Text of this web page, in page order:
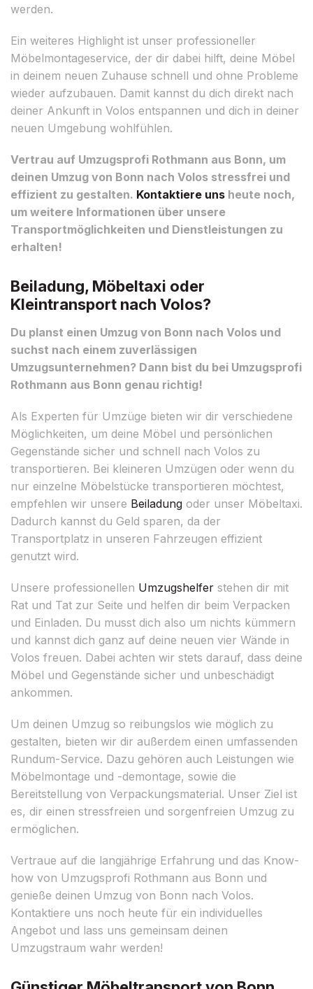
werden.
Ein weiteres Highlight ist unser professioneller
Möbelmontageservice, der dir dabei hilft, deine Möbel
in deinem neuen Zuhause schnell und ohne Probleme
wieder aufzubauen. Damit kannst du dich direkt nach
deiner Ankunft in Volos entspannen und dich in deiner
neuen Umgebung wohlfühlen.
Vertrau auf Umzugsprofi Rothmann aus Bonn, um
deinen Umzug von Bonn nach Volos stressfrei und
effizient zu gestalten. Kontaktiere uns heute noch,
um weitere Informationen über unsere
Transportmöglichkeiten und Dienstleistungen zu
erhalten!
Beiladung, Möbeltaxi oder
Kleintransport nach Volos?
Du planst einen Umzug von Bonn nach Volos und
suchst nach einem zuverlässigen
Umzugsunternehmen? Dann bist du bei Umzugsprofi
Rothmann aus Bonn genau richtig!
Als Experten für Umzüge bieten wir dir verschiedene
Möglichkeiten, um deine Möbel und persönlichen
Gegenstände sicher und schnell nach Volos zu
transportieren. Bei kleineren Umzügen oder wenn du
nur einzelne Möbelstücke transportieren möchtest,
empfehlen wir unsere Beiladung oder unser Möbeltaxi.
Dadurch kannst du Geld sparen, da der
Transportplatz in unseren Fahrzeugen effizient
genutzt wird.
Unsere professionellen Umzugshelfer stehen dir mit
Rat und Tat zur Seite und helfen dir beim Verpacken
und Einladen. Du musst dich also um nichts kümmern
und kannst dich ganz auf deine neuen vier Wände in
Volos freuen. Dabei achten wir stets darauf, dass deine
Möbel und Gegenstände sicher und unbeschädigt
ankommen.
Um deinen Umzug so reibungslos wie möglich zu
gestalten, bieten wir dir außerdem einen umfassenden
Rundum-Service. Dazu gehören auch Leistungen wie
Möbelmontage und -demontage, sowie die
Bereitstellung von Verpackungsmaterial. Unser Ziel ist
es, dir einen stressfreien und sorgenfreien Umzug zu
ermöglichen.
Vertraue auf die langjährige Erfahrung und das Know-
how von Umzugsprofi Rothmann aus Bonn und
genieße deinen Umzug von Bonn nach Volos.
Kontaktiere uns noch heute für ein individuelles
Angebot und lass uns gemeinsam deinen
Umzugstraum wahr werden!